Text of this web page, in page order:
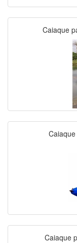
Caiaque
Caiaque